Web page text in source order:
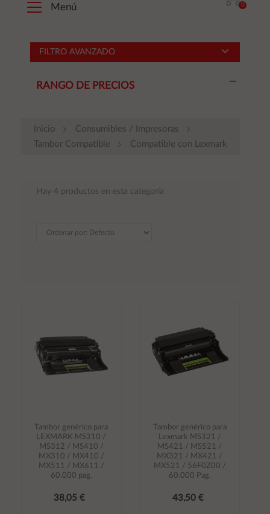
Menú 0
FILTRO AVANZADO
RANGO DE PRECIOS
Inicio
Consumibles / Impresoras
Tambor Compatible
Compatible con Lexmark
Hay 4 productos en esta categoría
Tambor genérico para
LEXMARK MS310 /
MS312 / MS410 /
MX310 / MX410 /
MX511 / MX611 /
60.000 pag.
38,05 €
Tambor genérico para
Lexmark MS321 /
MS421 / MS521 /
MX321 / MX421 /
MX521 / 56F0Z00 /
60.000 Pag.
43,50 €